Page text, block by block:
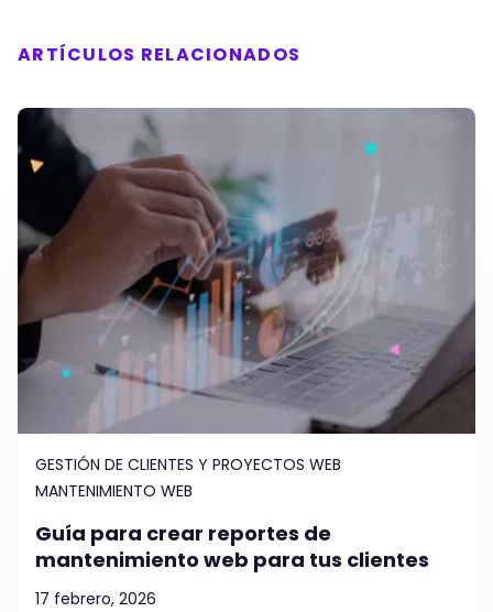
ARTÍCULOS RELACIONADOS
GESTIÓN DE CLIENTES Y PROYECTOS WEB
MANTENIMIENTO WEB
Guía para crear reportes de
mantenimiento web para tus clientes
17 febrero, 2026